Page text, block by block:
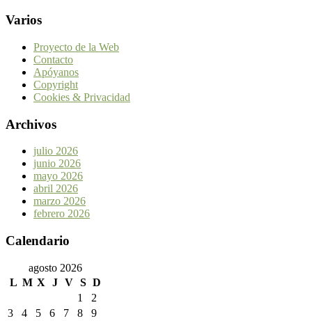
Varios
Proyecto de la Web
Contacto
Apóyanos
Copyright
Cookies & Privacidad
Archivos
julio 2026
junio 2026
mayo 2026
abril 2026
marzo 2026
febrero 2026
Calendario
agosto 2026
L M X J V S D
1
2
3
4 5 6 7 8
9